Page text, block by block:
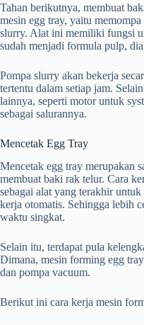
Tahan berikutnya, membuat
mesin egg tray, yaitu
slurry. Alat ini memiliki fungsi
sudah menjadi formula pulp,
Pompa slurry akan bekerja
tertentu dalam setiap jam.
lainnya, seperti motor untuk
sebagai salurannya.
Mencetak Egg Tray
Mencetak egg tray merupakan
membuat baki rak telur. Cara
sebagai alat yang terakhir
kerja otomatis. Sehingga lebih
waktu singkat.
Selain itu, terdapat pula
Dimana, mesin forming egg
dan pompa vacuum.
Berikut ini cara kerja mesin